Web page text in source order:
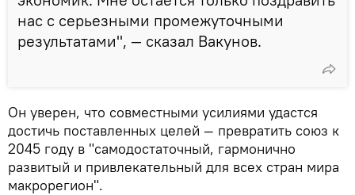
нас с серьезными промежуточными
результатами", — сказал Вакунов.
Он уверен, что совместными усилиями удастся
достичь поставленных целей — превратить союз к
2045 году в "самодостаточный, гармонично
развитый и привлекательный для всех стран мира
макрорегион".